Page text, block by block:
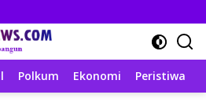
Polkum Ekonomi Peristiwa